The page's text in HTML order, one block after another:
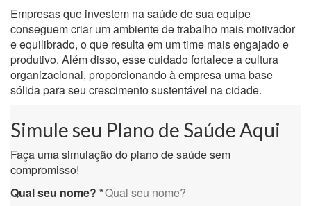
Empresas que investem na saúde de sua equipe
conseguem criar um ambiente de trabalho mais motivador
e equilibrado, o que resulta em um time mais engajado e
produtivo. Além disso, esse cuidado fortalece a cultura
organizacional, proporcionando à empresa uma base
sólida para seu crescimento sustentável na cidade.
Simule seu Plano de Saúde Aqui
Faça uma simulação do plano de saúde sem
compromisso!
Qual seu nome? *